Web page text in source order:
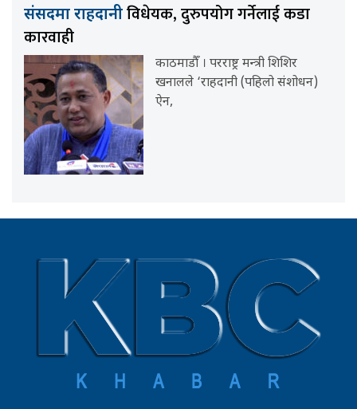
संसदमा राहदानीविधेयक, दुरुपयोग गर्नेलाई कडा
कारवाही
काठमाडौँ । परराष्ट्र मन्त्री शिशिर
खनालले ‘राहदानी (पहिलो संशोधन)
ऐन,